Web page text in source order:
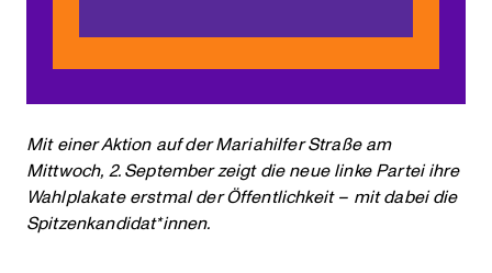
Mit einer Aktion auf der Mariahilfer Straße am
Mittwoch, 2. September zeigt die neue linke Partei ihre
Wahlplakate erstmal der Öffentlichkeit – mit dabei die
Spitzenkandidat*innen.